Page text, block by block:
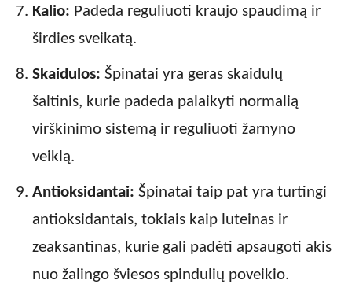
Kalio: Padeda reguliuoti kraujo spaudimą ir
širdies sveikatą.
Skaidulos: Špinatai yra geras skaidulų
šaltinis, kurie padeda palaikyti normalią
virškinimo sistemą ir reguliuoti žarnyno
veiklą.
Antioksidantai: Špinatai taip pat yra turtingi
antioksidantais, tokiais kaip luteinas ir
zeaksantinas, kurie gali padėti apsaugoti akis
nuo žalingo šviesos spindulių poveikio.